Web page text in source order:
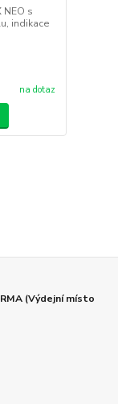
s
indikace
na dotaz
(Výdejní místo